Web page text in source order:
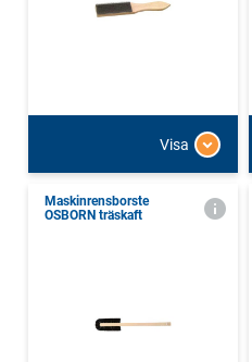
Visa
Maskinrensborste
OSBORN träskaft